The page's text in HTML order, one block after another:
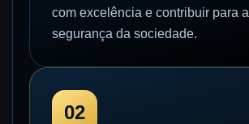
com excelência e contribuir para a
segurança da sociedade.
02